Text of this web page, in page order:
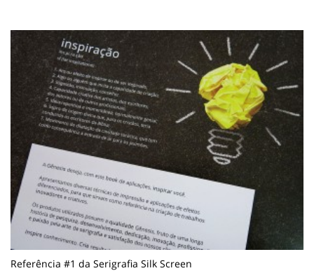
Referência #1 da Serigrafia Silk Screen